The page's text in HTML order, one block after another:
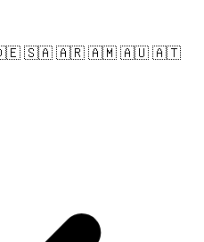
🇸🇦 🇦🇷 🇦🇲 🇦🇺 🇦🇹